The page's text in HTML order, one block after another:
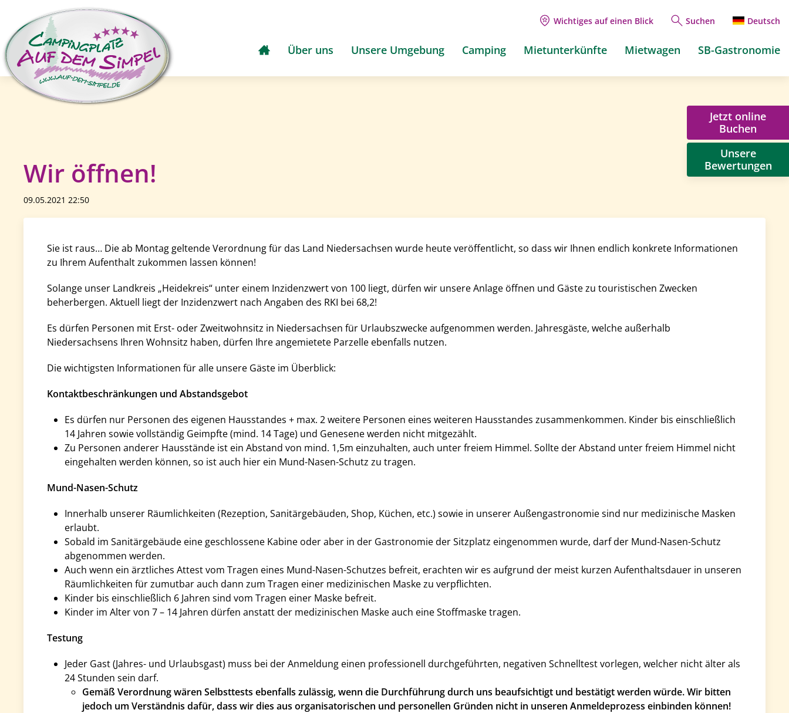
Wichtiges auf einen Blick Suchen Deutsch
Über uns Unsere Umgebung Camping Mietunterkünfte Mietwagen SB-Gastronomie
Jetzt online
Buchen
Unsere
Bewertungen
Wir öffnen!
09.05.2021 22:50
Sie ist raus… Die ab Montag geltende Verordnung für das Land Niedersachsen wurde heute veröffentlicht, so dass wir Ihnen endlich konkrete Informationen
zu Ihrem Aufenthalt zukommen lassen können!
Solange unser Landkreis „Heidekreis“ unter einem Inzidenzwert von 100 liegt, dürfen wir unsere Anlage öffnen und Gäste zu touristischen Zwecken
beherbergen. Aktuell liegt der Inzidenzwert nach Angaben des RKI bei 68,2!
Es dürfen Personen mit Erst- oder Zweitwohnsitz in Niedersachsen für Urlaubszwecke aufgenommen werden. Jahresgäste, welche außerhalb
Niedersachsens Ihren Wohnsitz haben, dürfen Ihre angemietete Parzelle ebenfalls nutzen.
Die wichtigsten Informationen für alle unsere Gäste im Überblick:
Kontaktbeschränkungen und Abstandsgebot
Es dürfen nur Personen des eigenen Hausstandes + max. 2 weitere Personen eines weiteren Hausstandes zusammenkommen. Kinder bis einschließlich
14 Jahren sowie vollständig Geimpfte (mind. 14 Tage) und Genesene werden nicht mitgezählt.
Zu Personen anderer Hausstände ist ein Abstand von mind. 1,5m einzuhalten, auch unter freiem Himmel. Sollte der Abstand unter freiem Himmel nicht
eingehalten werden können, so ist auch hier ein Mund-Nasen-Schutz zu tragen.
Mund-Nasen-Schutz
Innerhalb unserer Räumlichkeiten (Rezeption, Sanitärgebäuden, Shop, Küchen, etc.) sowie in unserer Außengastronomie sind nur medizinische Masken
erlaubt.
Sobald im Sanitärgebäude eine geschlossene Kabine oder aber in der Gastronomie der Sitzplatz eingenommen wurde, darf der Mund-Nasen-Schutz
abgenommen werden.
Auch wenn ein ärztliches Attest vom Tragen eines Mund-Nasen-Schutzes befreit, erachten wir es aufgrund der meist kurzen Aufenthaltsdauer in unseren
Räumlichkeiten für zumutbar auch dann zum Tragen einer medizinischen Maske zu verpflichten.
Kinder bis einschließlich 6 Jahren sind vom Tragen einer Maske befreit.
Kinder im Alter von 7 – 14 Jahren dürfen anstatt der medizinischen Maske auch eine Stoffmaske tragen.
Testung
Jeder Gast (Jahres- und Urlaubsgast) muss bei der Anmeldung einen professionell durchgeführten, negativen Schnelltest vorlegen, welcher nicht älter als
24 Stunden sein darf.
Gemäß Verordnung wären Selbsttests ebenfalls zulässig, wenn die Durchführung durch uns beaufsichtigt und bestätigt werden würde. Wir bitten
jedoch um Verständnis dafür, dass wir dies aus organisatorischen und personellen Gründen nicht in unseren Anmeldeprozess einbinden können!